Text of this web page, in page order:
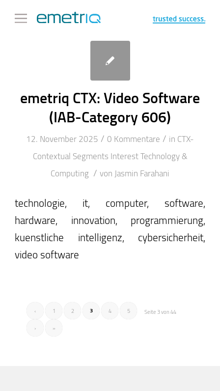
emetriq CTX: Video Software
(IAB-Category 606)
12. November 2025 / 0 Kommentare / in CTX-
Contextual Segments InterestTechnology &
Computing / von Jasmin Farahani
technologie, it, computer, software,
hardware, innovation, programmierung,
kuenstliche intelligenz, cybersicherheit,
video software
Seite 3 von 44
‹ 1 2 3 4 5
› »